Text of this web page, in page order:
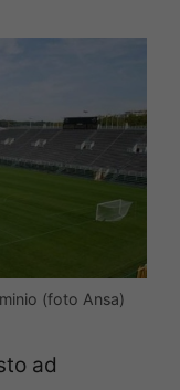
(foto Ansa)
ad